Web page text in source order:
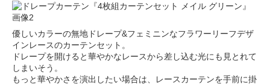
優しいカラーの無地ドレープ&フェミニンなフラワーリーフデザ
インレースのカーテンセット。
ドレープを開けると華やかなレースから差し込む光にも見とれて
しまいそう。
もっと華やかさを演出したい場合は、レースカーテンを手前に掛